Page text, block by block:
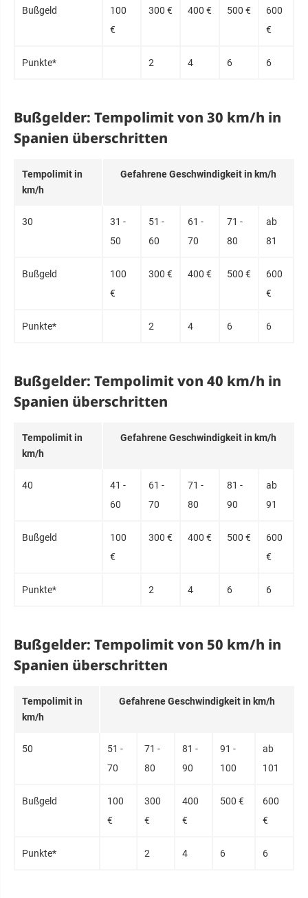
Buß­geld
100
€
300 € 400 € 500 €
600
€
Punk­te* 2 4 6 6
Bußgelder: Tempolimit von 30 km/h in
Spanien überschritten
Tem­po­limit in
km/h
Ge­fahre­ne Ge­schwin­dig­keit in km/h
30
31 -
50
51 -
60
61 -
70
71 -
80
ab
81
Buß­geld
100
€
300 € 400 € 500 €
600
€
Punk­te* 2 4 6 6
Bußgelder: Tempolimit von 40 km/h in
Spanien überschritten
Tem­po­limit in
km/h
Ge­fahre­ne Ge­schwin­dig­keit in km/h
40
41 -
60
61 -
70
71 -
80
81 -
90
ab
91
Buß­geld
100
€
300 € 400 € 500 €
600
€
Punk­te* 2 4 6 6
Bußgelder: Tempolimit von 50 km/h in
Spanien überschritten
Tem­po­limit in
km/h
Ge­fahre­ne Ge­schwin­dig­keit in km/h
50
51 -
70
71 -
80
81 -
90
91 -
100
ab
101
Buß­geld
100
€
300
€
400
€
500 €
600
€
Punk­te* 2 4 6 6